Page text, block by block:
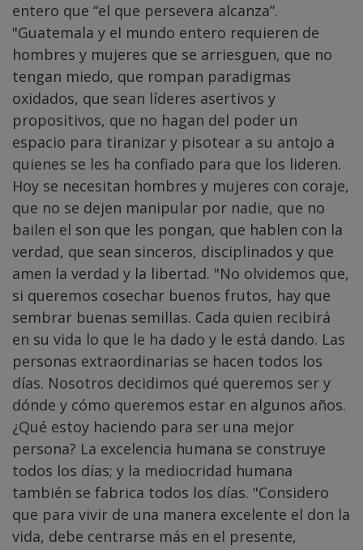
entero que “el que persevera alcanza”.
"Guatemala y el mundo entero requieren de
hombres y mujeres que se arriesguen, que no
tengan miedo, que rompan paradigmas
oxidados, que sean líderes asertivos y
propositivos, que no hagan del poder un
espacio para tiranizar y pisotear a su antojo a
quienes se les ha confiado para que los lideren.
Hoy se necesitan hombres y mujeres con coraje,
que no se dejen manipular por nadie, que no
bailen el son que les pongan, que hablen con la
verdad, que sean sinceros, disciplinados y que
amen la verdad y la libertad. "No olvidemos que,
si queremos cosechar buenos frutos, hay que
sembrar buenas semillas. Cada quien recibirá
en su vida lo que le ha dado y le está dando. Las
personas extraordinarias se hacen todos los
días. Nosotros decidimos qué queremos ser y
dónde y cómo queremos estar en algunos años.
¿Qué estoy haciendo para ser una mejor
persona? La excelencia humana se construye
todos los días; y la mediocridad humana
también se fabrica todos los días. "Considero
que para vivir de una manera excelente el don la
vida, debe centrarse más en el presente,